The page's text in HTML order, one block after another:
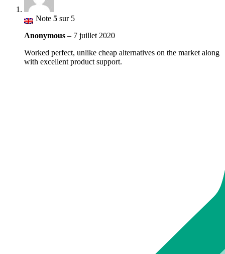
Note 5 sur 5
Anonymous – 7 juillet 2020
Worked perfect, unlike cheap alternatives on the market along
with excellent product support.